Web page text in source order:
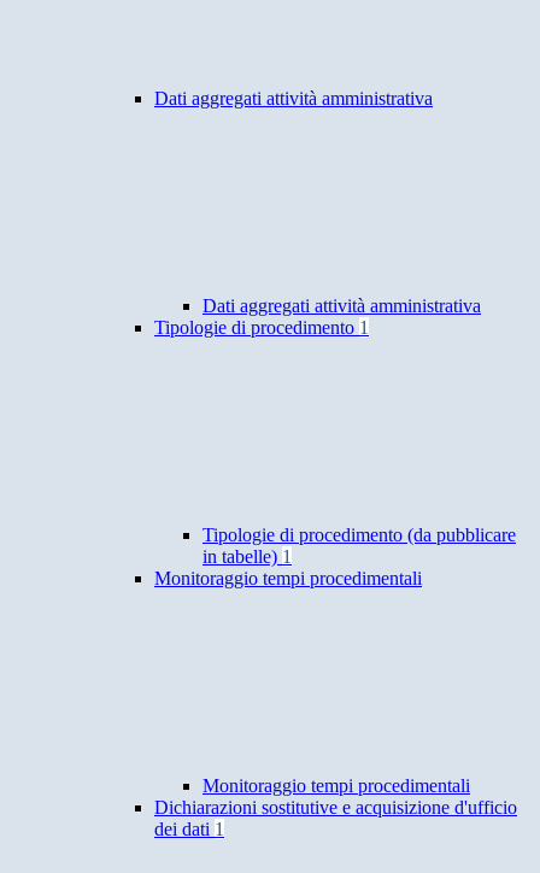
Dati aggregati attività amministrativa
Dati aggregati attività amministrativa
Tipologie di procedimento 1
Tipologie di procedimento (da pubblicare
in tabelle) 1
Monitoraggio tempi procedimentali
Monitoraggio tempi procedimentali
Dichiarazioni sostitutive e acquisizione d'ufficio
dei dati 1